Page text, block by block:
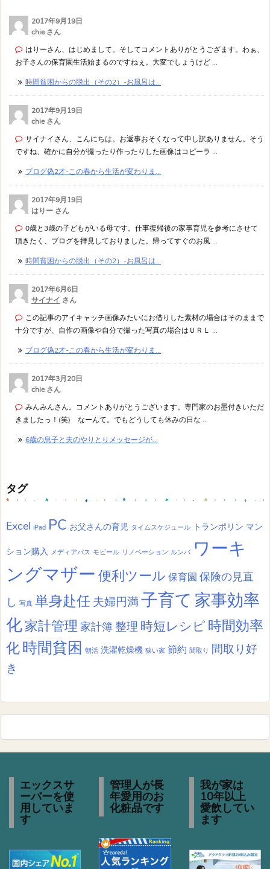
2017年9月19日
chie さん
はりーさん、はじめまして。そしてコメントありがとうござます。わぁ、
お子さんの保育園生活始まるのですねぇ。大変でしょうけど ...
時間貧困からの脱出（その2）-お風呂は...
2017年9月19日
chie さん
サイナイさん、こんにちは。お返事おそくなって申し訳ありません。そう
ですね、確かに自分が撮ったり作ったりした画像はコピーラ ...
ブログ偽2才-この春から生活が変わりま...
2017年9月19日
はりー さん
0歳と3歳の子どもがいる母です。仕事復帰後の家事育児を参考にさせて
頂きたく、ブログを拝見しておりました。帰ってすぐのお風 ...
時間貧困からの脱出（その2）-お風呂は...
2017年6月6日
サイナイ さん
この記事のアイキャッチ画像みたいにお借りした素材の場合はそのままで
十分ですが、自作の画像や自分で撮った写真の場合はＵＲＬ ...
ブログ偽2才-この春から生活が変わりま...
2017年3月20日
chie さん
みんみんさん。コメントありがとうございます。専門家のお墨付きいただ
きましたっ！(笑) なーんて。でもどうしても休みの日な ...
6歳の息子と夫のやりとりメッセージが...
タグ
Excel iPad PC お父さんの育児 タイムスケジュール トランポリン マン
ション購入 メディアパス モビール リノベーション ルンバ ワーキ
ングマザー 便利ツール 保育園 保険の見直
し 写真 単身赴任夫婦円満子育て 家事効率
化家計管理家計簿整理 時短レシピ 時間効率
化時間貧困 朝活 洗濯乾燥機 狭い家 節約 間取り 間取り好
き
エックスサ
ーバーを使
用していま
す
管理人が長
年愛用のお
化粧品です
我が家は
10年以上
愛飲してい
ます